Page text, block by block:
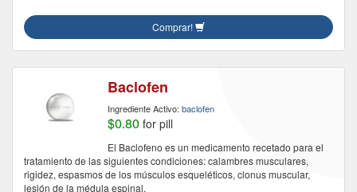
Comprar!
Baclofen
Ingrediente Activo: baclofen
$0.80 for pill
El Baclofeno es un medicamento recetado para el
tratamiento de las siguientes condiciones: calambres musculares,
rigidez, espasmos de los músculos esqueléticos, clonus muscular,
lesión de la médula espinal.